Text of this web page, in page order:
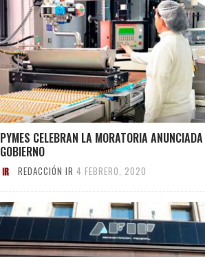
PYMES CELEBRAN LA MORATORIA
GOBIERNO
REDACCIÓN IR 4 FEBRERO, 2020